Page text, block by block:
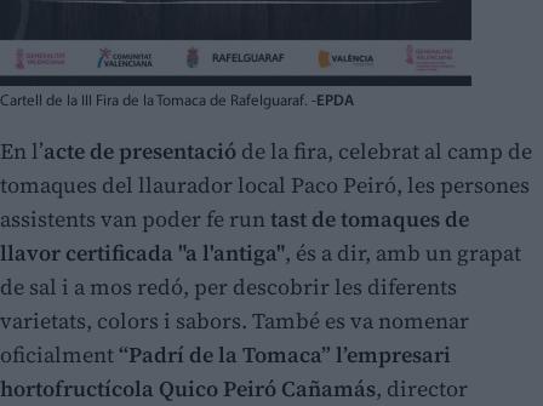
Cartell de la III Fira de la Tomaca de Rafelguaraf. -EPDA
En l’acte de presentació de la fira, celebrat al camp de
tomaques del llaurador local Paco Peiró, les persones
assistents van poder fe runtast de tomaques de
llavor certificada "a l'antiga", és a dir, amb un grapat
de sal i a mos redó, per descobrir les diferents
varietats, colors i sabors. També es va nomenar
oficialment “Padrí de la Tomaca” l’empresari
hortofructícola Quico Peiró Cañamás, director